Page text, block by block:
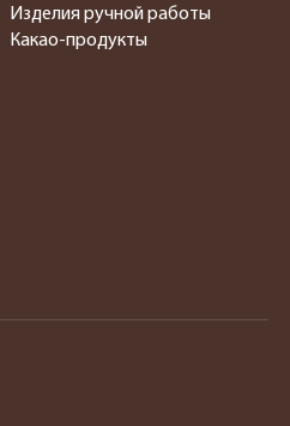
Изделия ручной работы
Какао-продукты